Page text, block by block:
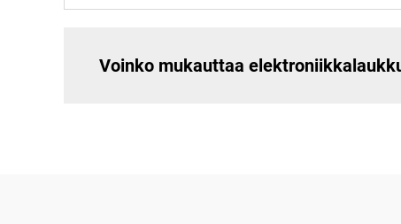
Voinko mukauttaa